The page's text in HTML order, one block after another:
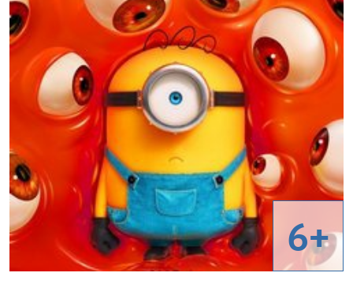
6+